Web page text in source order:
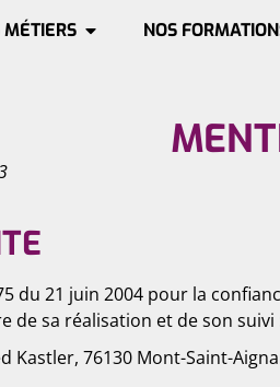
MÉTIERS NOS
du 21 juin 2004 pour la
de sa réalisation et de son suivi
Kastler, 76130 Mont-Saint-